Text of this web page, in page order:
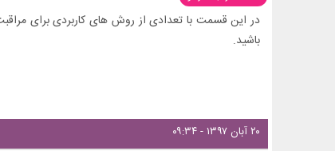
در این قسمت با تعدادی از روش های کاربردی برای
باشید.
۲۰ آبان ۱۳۹۷ - ۰۹:۳۴